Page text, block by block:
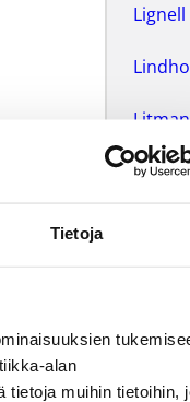
Tietoja
alan
tietoja muihin tietoihin,
Martin